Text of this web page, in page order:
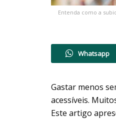
Entenda como a
Whatsapp
Gastar menos
acessíveis.
Este artigo